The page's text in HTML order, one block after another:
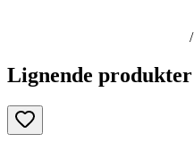
/
Lignende produkter